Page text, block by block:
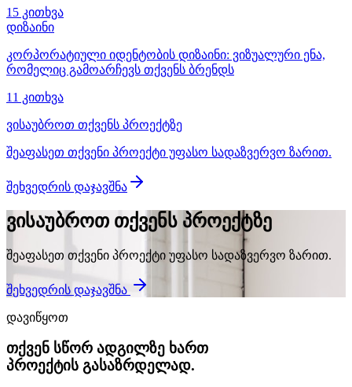
15 კითხვა
დიზაინი
კორპორატიული იდენტობის დიზაინი: ვიზუალური ენა,
რომელიც გამოარჩევს თქვენს ბრენდს
11 კითხვა
ვისაუბროთ თქვენს პროექტზე
შეაფასეთ თქვენი პროექტი უფასო სადაზვერვო ზარით.
შეხვედრის დაჯავშნა
ვისაუბროთ თქვენს პროექტზე
შეაფასეთ თქვენი პროექტი უფასო სადაზვერვო ზარით.
შეხვედრის დაჯავშნა
დავიწყოთ
თქვენ სწორ ადგილზე ხართ
პროექტის გასაზრდელად.